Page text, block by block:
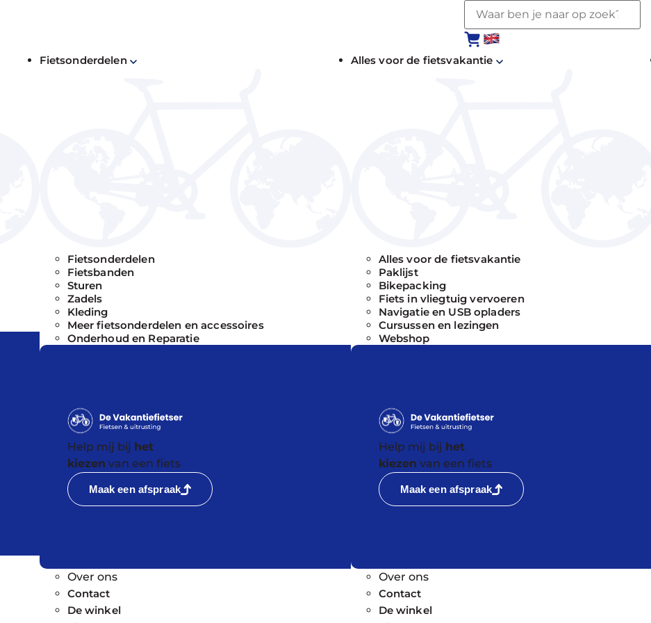
Fietsonderdelen
Fietsonderdelen
Fietsbanden
Sturen
Zadels
Kleding
Meer fietsonderdelen en accessoires
Onderhoud en Reparatie
Help mij bij het
kiezen van een fiets
Maak een afspraak
Over ons
Contact
De winkel
Alles voor de fietsvakantie
Alles voor de fietsvakantie
Paklijst
Bikepacking
Fiets in vliegtuig vervoeren
Navigatie en USB opladers
Cursussen en lezingen
Webshop
Help mij bij het
kiezen van een fiets
Maak een afspraak
Over ons
Contact
De winkel